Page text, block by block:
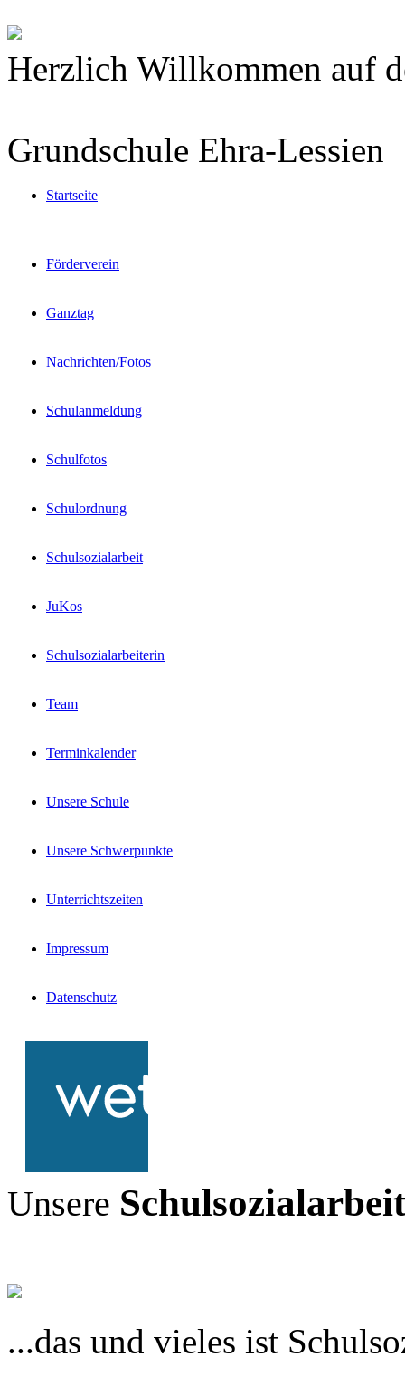
Herzlich Willkommen auf
Grundschule Ehra-Lessien
Startseite
Förderverein
Ganztag
Nachrichten/Fotos
Schulanmeldung
Schulfotos
Schulordnung
Schulsozialarbeit
JuKos
Schulsozialarbeiterin
Team
Terminkalender
Unsere Schule
Unsere Schwerpunkte
Unterrichtszeiten
Impressum
Datenschutz
Unsere
...das und vieles ist